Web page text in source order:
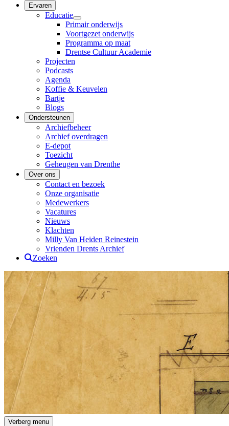
Ervaren
Educatie
Primair onderwijs
Voortgezet onderwijs
Programma op maat
Drentse Cultuur Academie
Projecten
Podcasts
Agenda
Koffie & Keuvelen
Bartje
Blogs
Ondersteunen
Archiefbeheer
Archief overdragen
E-depot
Toezicht
Geheugen van Drenthe
Over ons
Contact en bezoek
Onze organisatie
Medewerkers
Vacatures
Nieuws
Klachten
Milly Van Heiden Reinestein
Vrienden Drents Archief
Zoeken
Drents Archief
Verberg menu